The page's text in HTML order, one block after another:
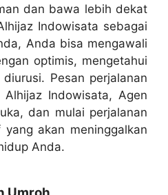
dan bawa lebih dekat
Indowisata sebagai
Anda bisa mengawali
optimis, mengetahui
Pesan perjalanan
Indowisata, Agen
dan mulai perjalanan
akan meninggalkan
Anda.